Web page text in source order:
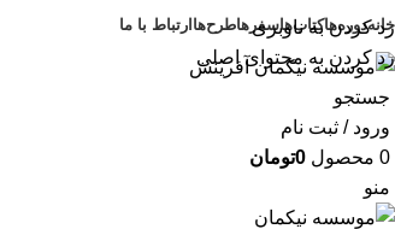
رد کردن به ناوبری
رد کردن به محتوای اصلی
خانهدوره‌هاکتاب‌هاسفرهاطرح‌ها ارتباط با ما
جستجو
ورود / ثبت نام
0 محصول 0تومان
منو